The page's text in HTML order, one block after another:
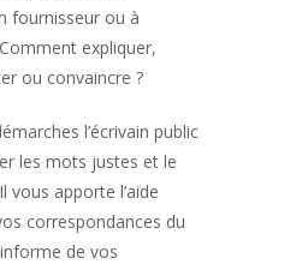
fournisseur ou à
expliquer,
ou convaincre ?
l’écrivain public
les mots justes et le
vous apporte l’aide
correspondances du
de vos